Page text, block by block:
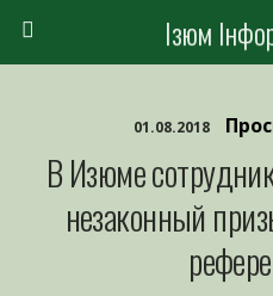
Ізюм
01.08.2018
В Изюме
незаконный